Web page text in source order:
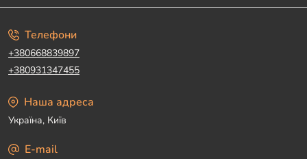
Телефони
+380668839897
+380931347455
Наша адреса
Україна, Київ
E-mail